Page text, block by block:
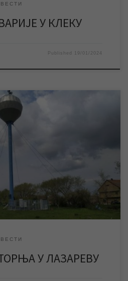
У КЛЕКУ
Published 19/01/2024
водоводне инфраструктуре у
водоводне инфраструктуре
прање водоторња у Лазареву.
У ЛАЗАРЕВУ